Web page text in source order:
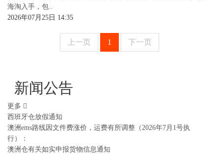
海淘入手，包..
2026年07月25日 14:35
上一页 1 下一页
新闻公告
更多
西班牙仓放假通知
澳洲ems路线因文件费涨价，运费有所调整（2026年7月1号执
行）：
澳洲仓有关如实申报货物信息通知